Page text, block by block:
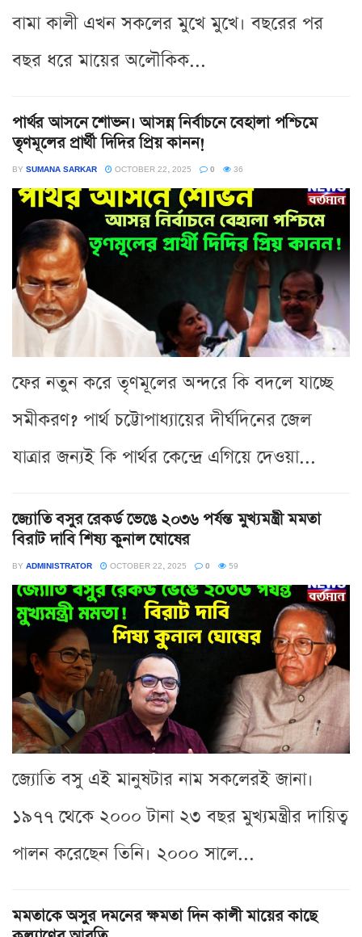
বামা কালী এখন সকলের মুখে মুখে। বছরের পর
বছর ধরে মায়ের অলৌকিক...
পার্থর আসনে শোভন। আসন্ন নির্বাচনে বেহালা পশ্চিমে
তৃণমূলের প্রার্থী দিদির প্রিয় কানন!
BY SUMANA SARKAR OCTOBER 22, 2025 0 36
ফের নতুন করে তৃণমূলের অন্দরে কি বদলে যাচ্ছে
সমীকরণ? পার্থ চট্টোপাধ্যায়ের দীর্ঘদিনের জেল
যাত্রার জন্যই কি পার্থর কেন্দ্রে এগিয়ে দেওয়া...
জ্যোতি বসুর রেকর্ড ভেঙে ২০৩৬ পর্যন্ত মুখ্যমন্ত্রী মমতা
বিরাট দাবি শিষ্য কুনাল ঘোষের
BY ADMINISTRATOR OCTOBER 22, 2025 0 59
জ্যোতি বসু এই মানুষটার নাম সকলেরই জানা।
১৯৭৭ থেকে ২০০০ টানা ২৩ বছর মুখ্যমন্ত্রীর দায়িত্ব
পালন করেছেন তিনি। ২০০০ সালে...
মমতাকে অসুর দমনের ক্ষমতা দিন কালী মায়ের কাছে